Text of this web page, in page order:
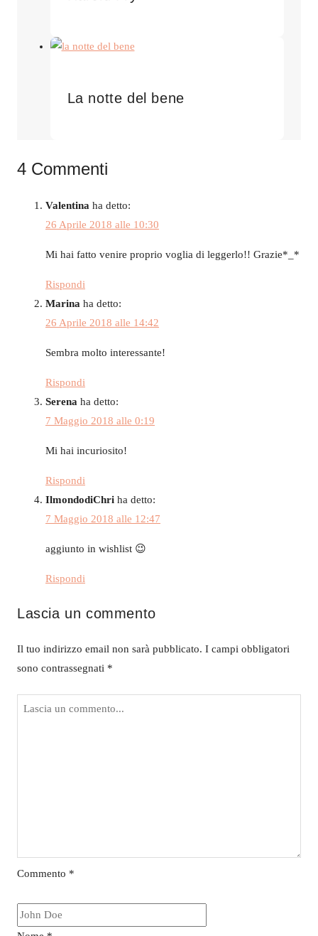
La notte del bene
4 Commenti
Valentina ha detto:
26 Aprile 2018 alle 10:30
Mi hai fatto venire proprio voglia di leggerlo!! Grazie*_*
Rispondi
Marina ha detto:
26 Aprile 2018 alle 14:42
Sembra molto interessante!
Rispondi
Serena ha detto:
7 Maggio 2018 alle 0:19
Mi hai incuriosito!
Rispondi
IlmondodiChri ha detto:
7 Maggio 2018 alle 12:47
aggiunto in wishlist 😉
Rispondi
Lascia un commento
Il tuo indirizzo email non sarà pubblicato. I campi obbligatori
sono contrassegnati *
Commento *